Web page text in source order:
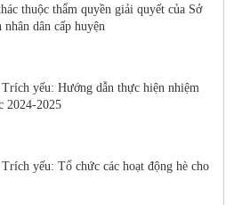
thuộc thẩm quyền giải quyết của Sở
dân cấp huyện
yếu: Hướng dẫn thực hiện nhiệm
2024-2025
yếu: Tổ chức các hoạt động hè cho